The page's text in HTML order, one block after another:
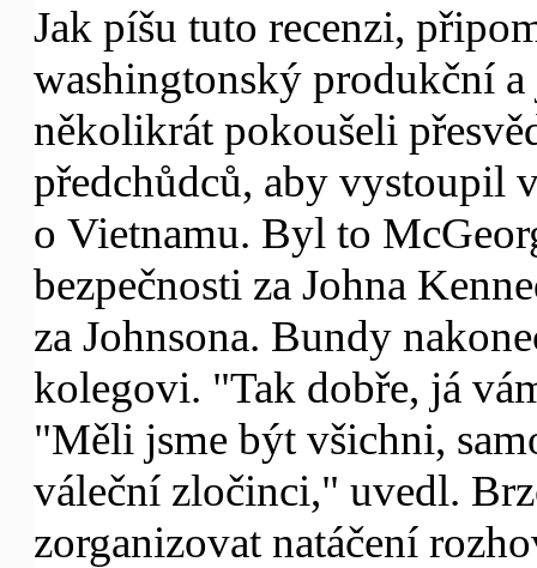
Jak píšu tuto recenzi,
washingtonský produkční
několikrát pokoušeli
předchůdců, aby vystoupil
o Vietnamu. Byl to
bezpečnosti za Johna
za Johnsona. Bundy
kolegovi. "Tak dobře, já
"Měli jsme být všichni,
váleční zločinci," uvedl.
zorganizovat natáčení